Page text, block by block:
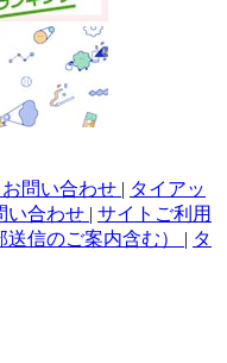
問い合わせ | タイアッ
い合わせ | サイトご利用
信のご案内含む） | タ